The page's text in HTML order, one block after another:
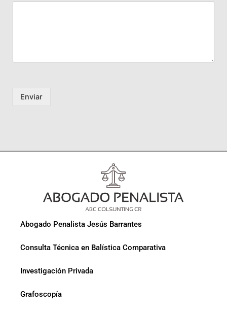
Enviar
Abogado Penalista Jesús Barrantes
Consulta Técnica en Balística Comparativa
Investigación Privada
Grafoscopía